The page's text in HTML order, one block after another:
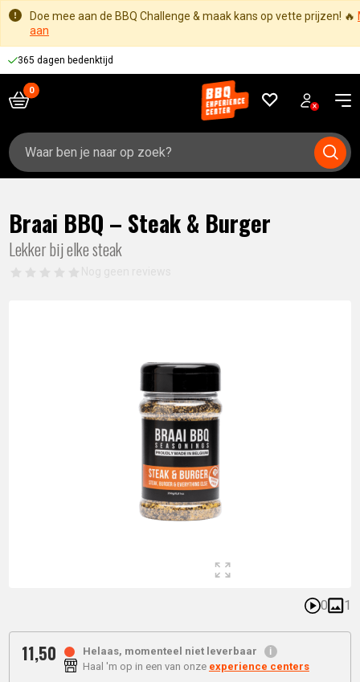
Doe mee aan de BBQ Challenge & maak kans op vette prijzen! 🔥
aan
365 dagen bedenktijd
Zoeken
naar:
Braai BBQ – Steak & Burger
Lekker bij elke steak
0 1
11,50
Helaas, momenteel niet leverbaar
Haal 'm op in een van onze experience centers